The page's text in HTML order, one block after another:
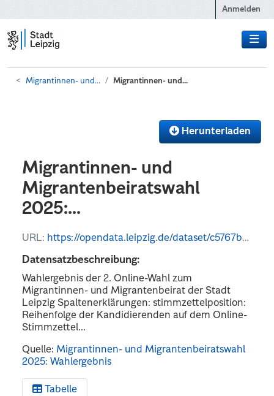
Anmelden
Migrantinnen- und... Migrantinnen- und...
Herunterladen
Migrantinnen- und
Migrantenbeiratswahl
2025:...
URL: https://opendata.leipzig.de/dataset/c5767b83-de35-4b11-8da8-15de4e8e1780/resource/35e5f1cc-8f10-48dd-bc32-7751880aab23/download/migrantinnen-und-migrantenbeirat_ergebnis_2025_semikolon.csv
Datensatzbeschreibung:
Wahlergebnis der 2. Online-Wahl zum
Migrantinnen- und Migrantenbeirat der Stadt
Leipzig Spaltenerklärungen: stimmzettelposition:
Reihenfolge der Kandidierenden auf dem Online-
Stimmzettel...
Quelle: Migrantinnen- und Migrantenbeiratswahl
2025: Wahlergebnis
Tabelle